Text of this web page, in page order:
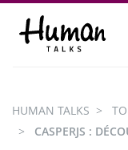
HUMAN TALKS
CASPERJS :